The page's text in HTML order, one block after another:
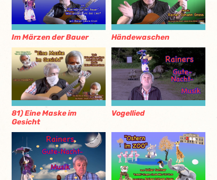
Im Märzen der Bauer Händewaschen
81) Eine Maske im
Gesicht
Vogellied